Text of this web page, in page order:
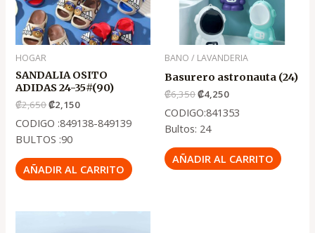
HOGAR
SANDALIA OSITO
ADIDAS 24-35#(90)
₡2,650₡2,150
CODIGO :849138-849139
BULTOS :90
AÑADIR AL CARRITO
BANO / LAVANDERIA
Basurero astronauta (24)
₡6,350₡4,250
CODIGO:841353
Bultos: 24
AÑADIR AL CARRITO